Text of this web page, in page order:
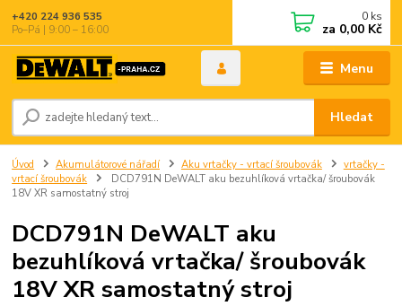
Menu
Hledat
+420 224 936 535
Po–Pá | 9:00 – 16:00
0 ks
za 0,00 Kč
Úvod Akumulátorové nářadí Aku vrtačky - vrtací šroubovák
vrtačky -
vrtací šroubovák
DCD791N DeWALT aku bezuhlíková vrtačka/ šroubovák
18V XR samostatný stroj
DCD791N DeWALT aku
bezuhlíková vrtačka/ šroubovák
18V XR samostatný stroj